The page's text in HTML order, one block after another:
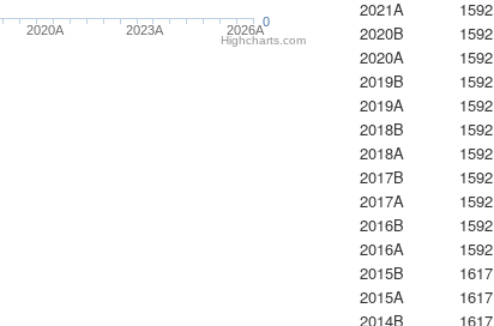
2020A 2023Α 2026A
0
Highcharts.com
2021A
1592
2020B
1592
2020A
1592
2019B
1592
2019A
1592
2018B
1592
2018A
1592
2017B
1592
2017A
1592
2016B
1592
2016A
1592
2015B
1617
2015A
1617
2014B
1617